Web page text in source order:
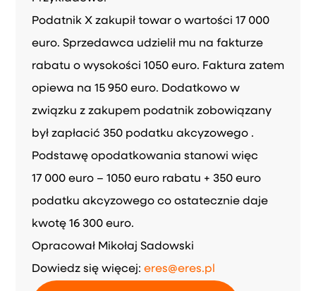
Podatnik X zakupił towar o wartości 17 000
euro. Sprzedawca udzielił mu na fakturze
rabatu o wysokości 1050 euro. Faktura zatem
opiewa na 15 950 euro. Dodatkowo w
związku z zakupem podatnik zobowiązany
był zapłacić 350 podatku akcyzowego .
Podstawę opodatkowania stanowi więc
17 000 euro – 1050 euro rabatu + 350 euro
podatku akcyzowego co ostatecznie daje
kwotę 16 300 euro.
Opracował Mikołaj Sadowski
Dowiedz się więcej: eres@eres.pl